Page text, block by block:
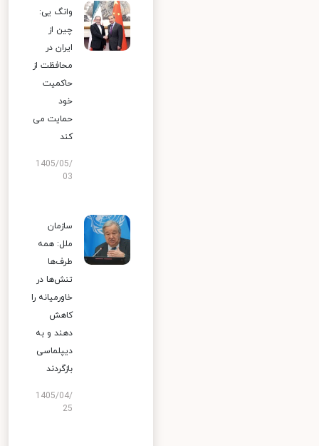
وانگ یی:
چین از
ایران در
محافظت از
حاکمیت
خود
حمایت می
کند
1405/05/
03
سازمان
ملل: همه
طرف‌ها
تنش‌ها در
خاورمیانه را
کاهش
دهند و به
دیپلماسی
بازگردند
1405/04/
25